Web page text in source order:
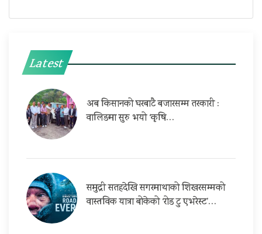
Latest
अब किसानको घरबाटै बजारसम्म तरकारी :
वालिङमा सुरु भयो ‘कृषि…
समुद्री सतहदेखि सगरमाथाको शिखरसम्मको
वास्तविक यात्रा बोकेको ‘रोड टु एभरेस्ट’…